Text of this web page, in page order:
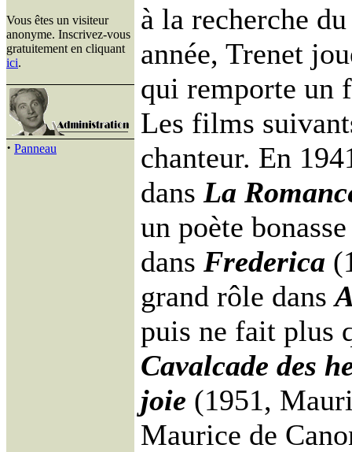
Vous êtes un visiteur
anonyme. Inscrivez-vous
gratuitement en cliquant
ici.
· Panneau
à la recherche
année, Trenet
qui remporte un
Les films
chanteur. En
dans La
un poète
dans Frederica
grand rôle dans
puis ne fait plus
Cavalcade des
joie (1951,
Maurice de